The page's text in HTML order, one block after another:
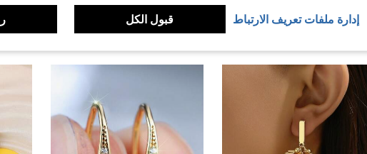
إدارة ملفات تعريف الارتباط قبول الكل